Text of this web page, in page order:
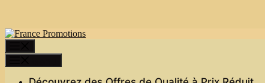
to
contentMenu